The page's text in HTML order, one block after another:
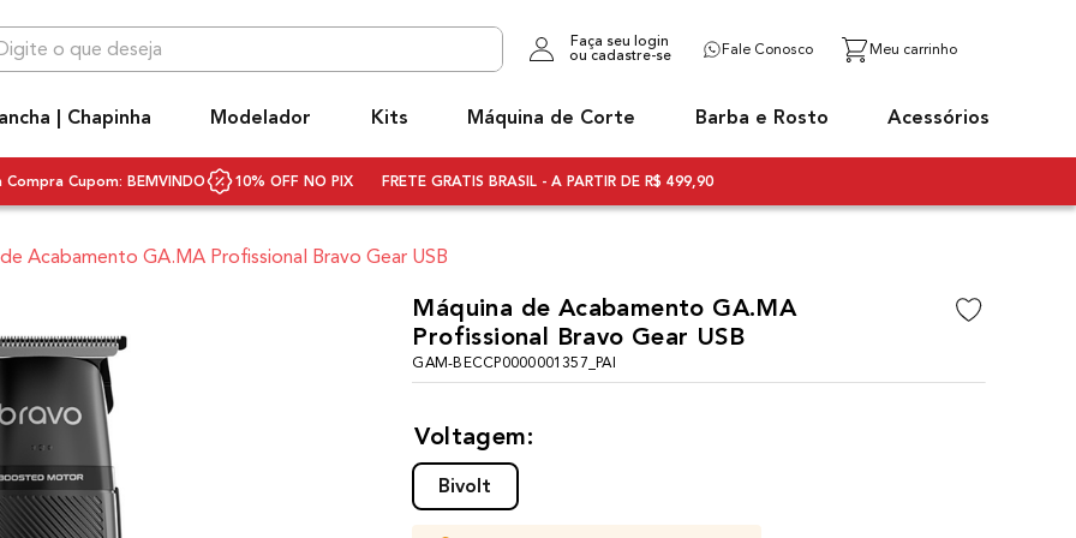
deseja
Faça seu login
ou cadastre-se
Fale Conosco
| Chapinha Modelador Kits Máquina de Corte Barba e Rosto Acessórios
Compra Cupom: BEMVINDO 10% OFF NO PIX FRETE GRATIS BRASIL - A PARTIR DE R$ 499,90
Acabamento GA.MA Profissional Bravo Gear USB
Máquina de Acabamento GA.MA
Profissional Bravo Gear USB
GAM-BECCP0000001357_PAI
Voltagem
Bivolt
cabelo
cabelo bivolt
rotativa
modeladora